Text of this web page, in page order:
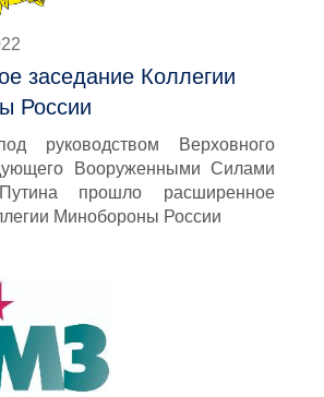
заседание Коллегии
России
руководством Верховного
Вооруженными Силами
прошло расширенное
Минобороны России